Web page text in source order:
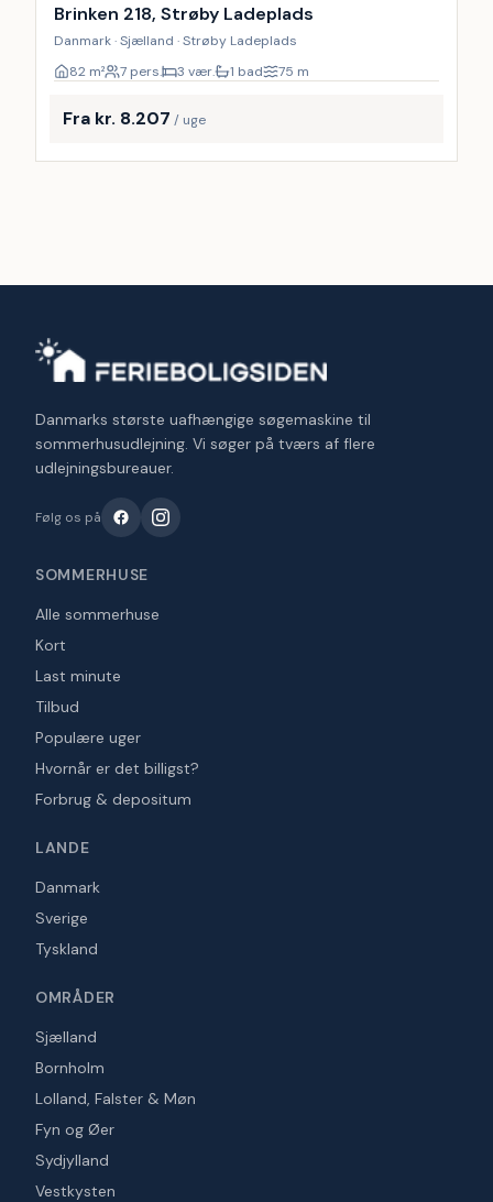
Brinken 218, Strøby Ladeplads
Danmark · Sjælland · Strøby Ladeplads
82 m² 7 pers. 3 vær. 1 bad 75 m
Fra kr. 8.207 / uge
Danmarks største uafhængige søgemaskine til
sommerhusudlejning. Vi søger på tværs af flere
udlejningsbureauer.
Følg os på
SOMMERHUSE
Alle sommerhuse
Kort
Last minute
Tilbud
Populære uger
Hvornår er det billigst?
Forbrug & depositum
LANDE
Danmark
Sverige
Tyskland
OMRÅDER
Sjælland
Bornholm
Lolland, Falster & Møn
Fyn og Øer
Sydjylland
Vestkysten